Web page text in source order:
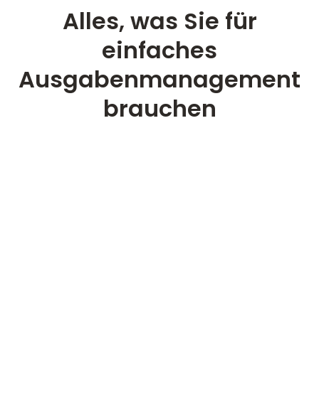
Alles, was Sie für
einfaches
Ausgabenmanagement
brauchen